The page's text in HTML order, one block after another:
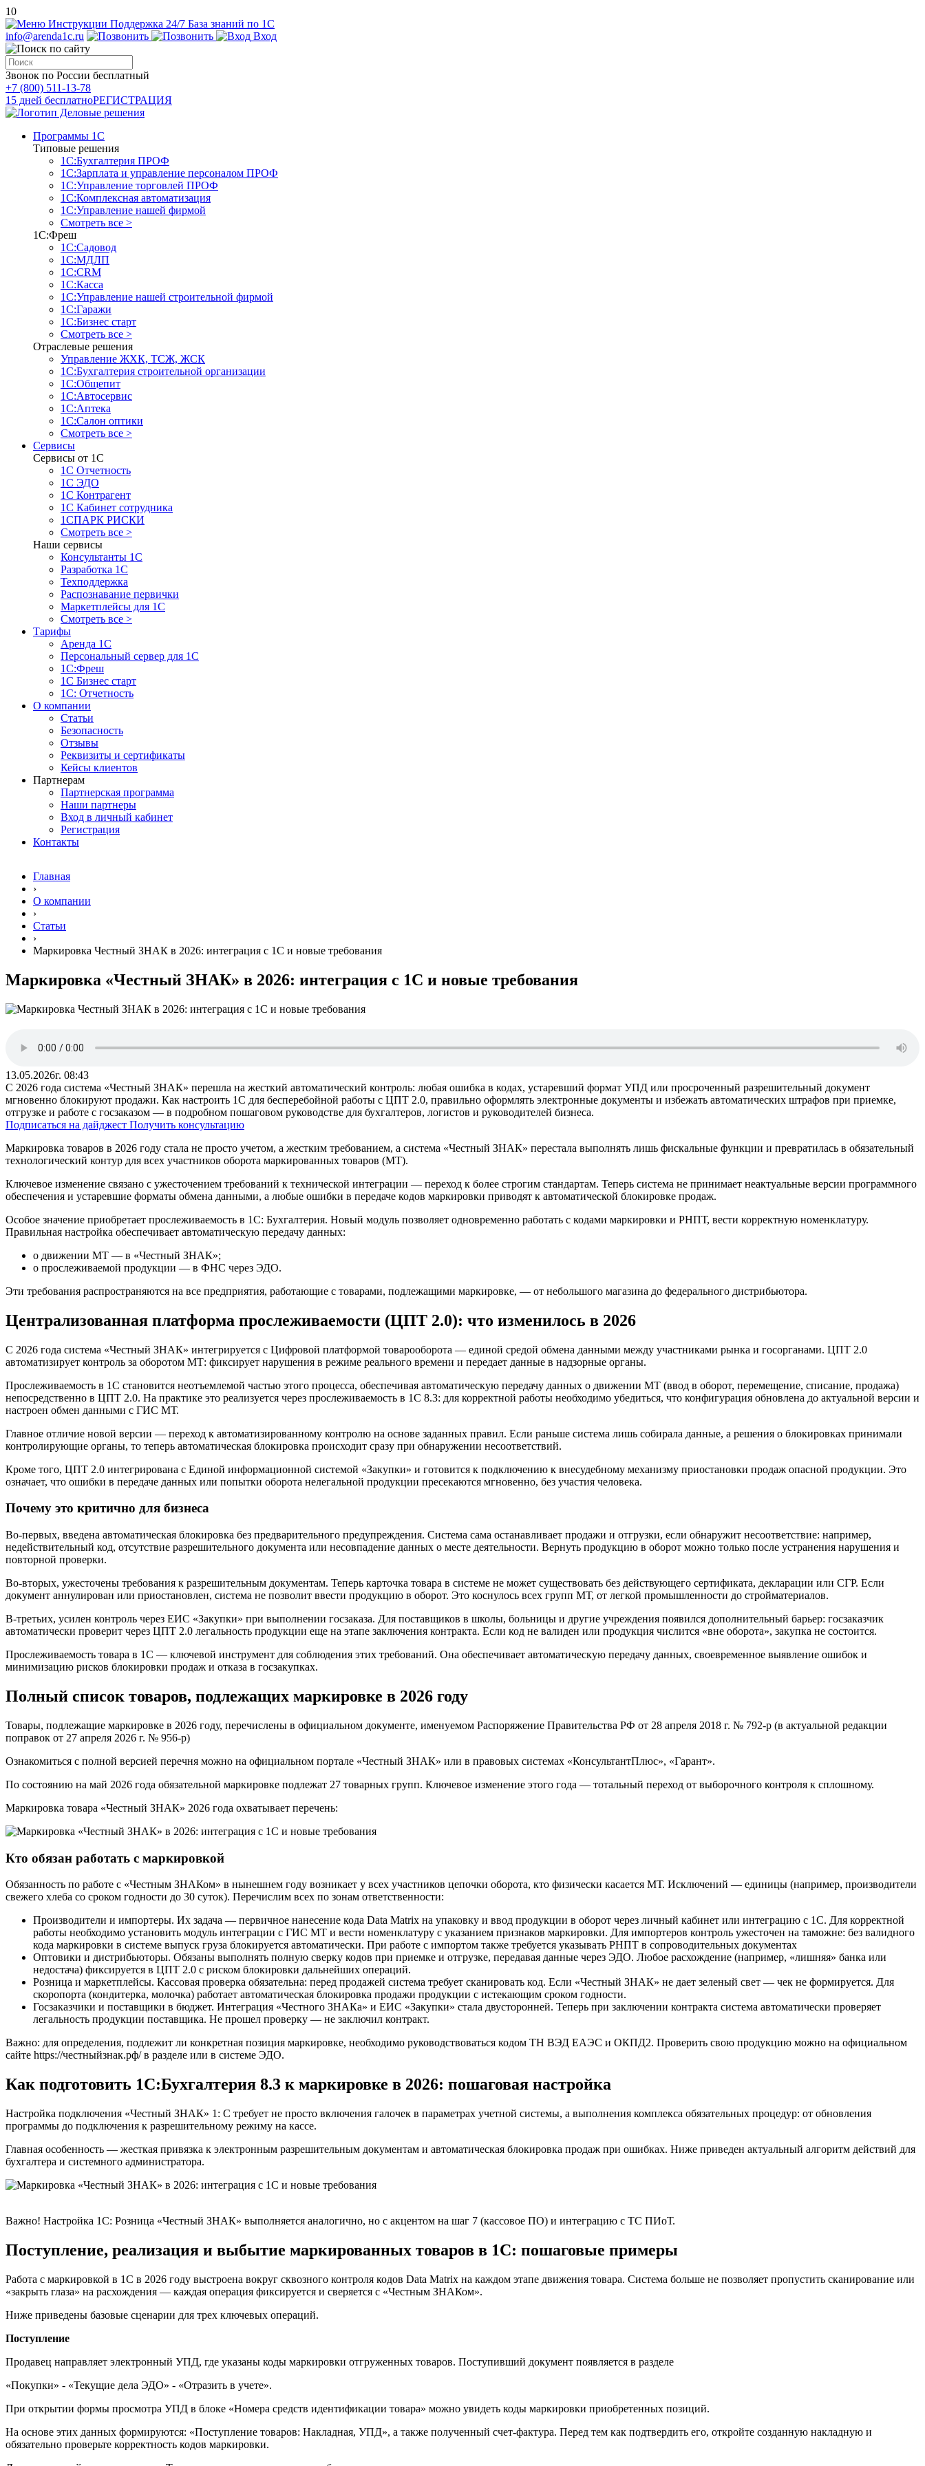
10
Инструкции Поддержка 24/7 База знаний по 1С
info@arenda1c.ru
Вход
Звонок по России бесплатный
+7 (800) 511-13-78
15 дней бесплатноРЕГИСТРАЦИЯ
Программы 1С
Типовые решения
1С:Бухгалтерия ПРОФ
1С:Зарплата и управление персоналом ПРОФ
1С:Управление торговлей ПРОФ
1С:Комплексная автоматизация
1С:Управление нашей фирмой
Смотреть все >
1С:Фреш
1С:Садовод
1С:МДЛП
1С:CRM
1С:Касса
1С:Управление нашей строительной фирмой
1С:Гаражи
1С:Бизнес старт
Смотреть все >
Отраслевые решения
Управление ЖХК, ТСЖ, ЖСК
1С:Бухгалтерия строительной организации
1С:Общепит
1С:Автосервис
1С:Аптека
1С:Салон оптики
Смотреть все >
Сервисы
Сервисы от 1С
1С Отчетность
1С ЭДО
1С Контрагент
1С Кабинет сотрудника
1СПАРК РИСКИ
Смотреть все >
Наши сервисы
Консультанты 1С
Разработка 1С
Техподдержка
Распознавание первички
Маркетплейсы для 1С
Смотреть все >
Тарифы
Аренда 1С
Персональный сервер для 1С
1С:Фреш
1С Бизнес старт
1С: Отчетность
О компании
Статьи
Безопасность
Отзывы
Реквизиты и сертификаты
Кейсы клиентов
Партнерам
Партнерская программа
Наши партнеры
Вход в личный кабинет
Регистрация
Контакты
Главная
›
О компании
›
Статьи
›
Маркировка Честный ЗНАК в 2026: интеграция с 1С и новые требования
Маркировка «Честный ЗНАК» в 2026: интеграция с 1С и новые требования
13.05.2026г. 08:43
С 2026 года система «Честный ЗНАК» перешла на жесткий автоматический контроль: любая ошибка в кодах, устаревший формат УПД или просроченный разрешительный документ
мгновенно блокируют продажи. Как настроить 1С для бесперебойной работы с ЦПТ 2.0, правильно оформлять электронные документы и избежать автоматических штрафов при приемке,
отгрузке и работе с госзаказом — в подробном пошаговом руководстве для бухгалтеров, логистов и руководителей бизнеса.
Подписаться на дайджест Получить консультацию
Маркировка товаров в 2026 году стала не просто учетом, а жестким требованием, а система «Честный ЗНАК» перестала выполнять лишь фискальные функции и превратилась в обязательный
технологический контур для всех участников оборота маркированных товаров (МТ).
Ключевое изменение связано с ужесточением требований к технической интеграции — переход к более строгим стандартам. Теперь система не принимает неактуальные версии программного
обеспечения и устаревшие форматы обмена данными, а любые ошибки в передаче кодов маркировки приводят к автоматической блокировке продаж.
Особое значение приобретает прослеживаемость в 1С: Бухгалтерия. Новый модуль позволяет одновременно работать с кодами маркировки и РНПТ, вести корректную номенклатуру.
Правильная настройка обеспечивает автоматическую передачу данных:
о движении МТ — в «Честный ЗНАК»;
о прослеживаемой продукции — в ФНС через ЭДО.
Эти требования распространяются на все предприятия, работающие с товарами, подлежащими маркировке, — от небольшого магазина до федерального дистрибьютора.
Централизованная платформа прослеживаемости (ЦПТ 2.0): что изменилось в 2026
С 2026 года система «Честный ЗНАК» интегрируется с Цифровой платформой товарооборота — единой средой обмена данными между участниками рынка и госорганами. ЦПТ 2.0
автоматизирует контроль за оборотом МТ: фиксирует нарушения в режиме реального времени и передает данные в надзорные органы.
Прослеживаемость в 1С становится неотъемлемой частью этого процесса, обеспечивая автоматическую передачу данных о движении МТ (ввод в оборот, перемещение, списание, продажа)
непосредственно в ЦПТ 2.0. На практике это реализуется через прослеживаемость в 1С 8.3: для корректной работы необходимо убедиться, что конфигурация обновлена до актуальной версии и
настроен обмен данными с ГИС МТ.
Главное отличие новой версии — переход к автоматизированному контролю на основе заданных правил. Если раньше система лишь собирала данные, а решения о блокировках принимали
контролирующие органы, то теперь автоматическая блокировка происходит сразу при обнаружении несоответствий.
Кроме того, ЦПТ 2.0 интегрирована с Единой информационной системой «Закупки» и готовится к подключению к внесудебному механизму приостановки продаж опасной продукции. Это
означает, что ошибки в передаче данных или попытки оборота нелегальной продукции пресекаются мгновенно, без участия человека.
Почему это критично для бизнеса
Во-первых, введена автоматическая блокировка без предварительного предупреждения. Система сама останавливает продажи и отгрузки, если обнаружит несоответствие: например,
недействительный код, отсутствие разрешительного документа или несовпадение данных о месте деятельности. Вернуть продукцию в оборот можно только после устранения нарушения и
повторной проверки.
Во-вторых, ужесточены требования к разрешительным документам. Теперь карточка товара в системе не может существовать без действующего сертификата, декларации или СГР. Если
документ аннулирован или приостановлен, система не позволит ввести продукцию в оборот. Это коснулось всех групп МТ, от легкой промышленности до стройматериалов.
В-третьих, усилен контроль через ЕИС «Закупки» при выполнении госзаказа. Для поставщиков в школы, больницы и другие учреждения появился дополнительный барьер: госзаказчик
автоматически проверит через ЦПТ 2.0 легальность продукции еще на этапе заключения контракта. Если код не валиден или продукция числится «вне оборота», закупка не состоится.
Прослеживаемость товара в 1С — ключевой инструмент для соблюдения этих требований. Она обеспечивает автоматическую передачу данных, своевременное выявление ошибок и
минимизацию рисков блокировки продаж и отказа в госзакупках.
Полный список товаров, подлежащих маркировке в 2026 году
Товары, подлежащие маркировке в 2026 году, перечислены в официальном документе, именуемом Распоряжение Правительства РФ от 28 апреля 2018 г. № 792-р (в актуальной редакции
поправок от 27 апреля 2026 г. № 956-р)
Ознакомиться с полной версией перечня можно на официальном портале «Честный ЗНАК» или в правовых системах «КонсультантПлюс», «Гарант».
По состоянию на май 2026 года обязательной маркировке подлежат 27 товарных групп. Ключевое изменение этого года — тотальный переход от выборочного контроля к сплошному.
Маркировка товара «Честный ЗНАК» 2026 года охватывает перечень:
Кто обязан работать с маркировкой
Обязанность по работе с «Честным ЗНАКом» в нынешнем году возникает у всех участников цепочки оборота, кто физически касается МТ. Исключений — единицы (например, производители
свежего хлеба со сроком годности до 30 суток). Перечислим всех по зонам ответственности:
Производители и импортеры. Их задача — первичное нанесение кода Data Matrix на упаковку и ввод продукции в оборот через личный кабинет или интеграцию с 1С. Для корректной
работы необходимо установить модуль интеграции с ГИС МТ и вести номенклатуру с указанием признаков маркировки. Для импортеров контроль ужесточен на таможне: без валидного
кода маркировки в системе выпуск груза блокируется автоматически. При работе с импортом также требуется указывать РНПТ в сопроводительных документах
Оптовики и дистрибьюторы. Обязаны выполнять полную сверку кодов при приемке и отгрузке, передавая данные через ЭДО. Любое расхождение (например, «лишняя» банка или
недостача) фиксируется в ЦПТ 2.0 с риском блокировки дальнейших операций.
Розница и маркетплейсы. Кассовая проверка обязательна: перед продажей система требует сканировать код. Если «Честный ЗНАК» не дает зеленый свет — чек не формируется. Для
скоропорта (кондитерка, молочка) работает автоматическая блокировка продажи продукции с истекающим сроком годности.
Госзаказчики и поставщики в бюджет. Интеграция «Честного ЗНАКа» и ЕИС «Закупки» стала двусторонней. Теперь при заключении контракта система автоматически проверяет
легальность продукции поставщика. Не прошел проверку — не заключил контракт.
Важно: для определения, подлежит ли конкретная позиция маркировке, необходимо руководствоваться кодом ТН ВЭД ЕАЭС и ОКПД2. Проверить свою продукцию можно на официальном
сайте https://честныйзнак.рф/ в разделе или в системе ЭДО.
Как подготовить 1С:Бухгалтерия 8.3 к маркировке в 2026: пошаговая настройка
Настройка подключения «Честный ЗНАК» 1: С требует не просто включения галочек в параметрах учетной системы, а выполнения комплекса обязательных процедур: от обновления
программы до подключения к разрешительному режиму на кассе.
Главная особенность — жесткая привязка к электронным разрешительным документам и автоматическая блокировка продаж при ошибках. Ниже приведен актуальный алгоритм действий для
бухгалтера и системного администратора.
Важно! Настройка 1С: Розница «Честный ЗНАК» выполняется аналогично, но с акцентом на шаг 7 (кассовое ПО) и интеграцию с ТС ПИоТ.
Поступление, реализация и выбытие маркированных товаров в 1С: пошаговые примеры
Работа с маркировкой в 1С в 2026 году выстроена вокруг сквозного контроля кодов Data Matrix на каждом этапе движения товара. Система больше не позволяет пропустить сканирование или
«закрыть глаза» на расхождения — каждая операция фиксируется и сверяется с «Честным ЗНАКом».
Ниже приведены базовые сценарии для трех ключевых операций.
Поступление
Продавец направляет электронный УПД, где указаны коды маркировки отгруженных товаров. Поступивший документ появляется в разделе
«Покупки» - «Текущие дела ЭДО» - «Отразить в учете».
При открытии формы просмотра УПД в блоке «Номера средств идентификации товара» можно увидеть коды маркировки приобретенных позиций.
На основе этих данных формируются: «Поступление товаров: Накладная, УПД», а также полученный счет-фактура. Перед тем как подтвердить его, откройте созданную накладную и
обязательно проверьте корректность кодов маркировки.